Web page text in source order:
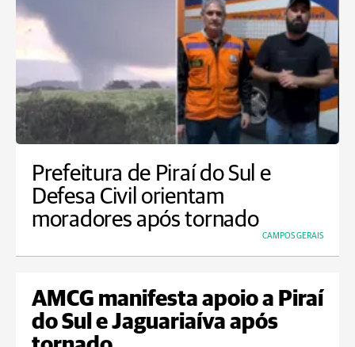
Prefeitura de Piraí do Sul e
Defesa Civil orientam
moradores após tornado
CAMPOS GERAIS
AMCG manifesta apoio a Piraí
do Sul e Jaguariaíva após